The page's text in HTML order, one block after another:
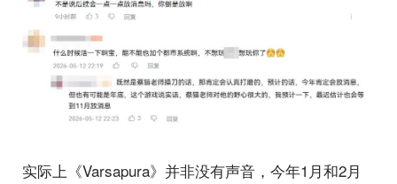
实际上《Varsapura》并非没有声音，今年1月和2月